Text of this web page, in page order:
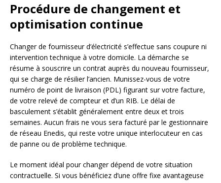
Procédure de changement et
optimisation continue
Changer de fournisseur d’électricité s’effectue sans coupure ni
intervention technique à votre domicile. La démarche se
résume à souscrire un contrat auprès du nouveau fournisseur,
qui se charge de résilier l’ancien. Munissez-vous de votre
numéro de point de livraison (PDL) figurant sur votre facture,
de votre relevé de compteur et d’un RIB. Le délai de
basculement s’établit généralement entre deux et trois
semaines. Aucun frais ne vous sera facturé par le gestionnaire
de réseau Enedis, qui reste votre unique interlocuteur en cas
de panne ou de problème technique.
Le moment idéal pour changer dépend de votre situation
contractuelle. Si vous bénéficiez d’une offre fixe avantageuse